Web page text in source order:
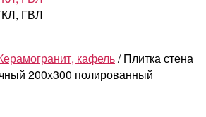
ГВЛ
кафель/ Плитка стена
200х300 полированный